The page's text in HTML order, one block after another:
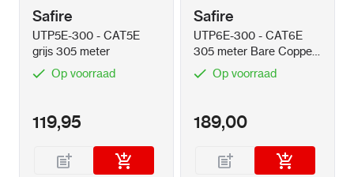
Safire
UTP5E-300 - CAT5E
grijs 305 meter
Op voorraad
119,95
Safire
UTP6E-300 - CAT6E
305 meter Bare Copper
grijsOp voorraad
189,00